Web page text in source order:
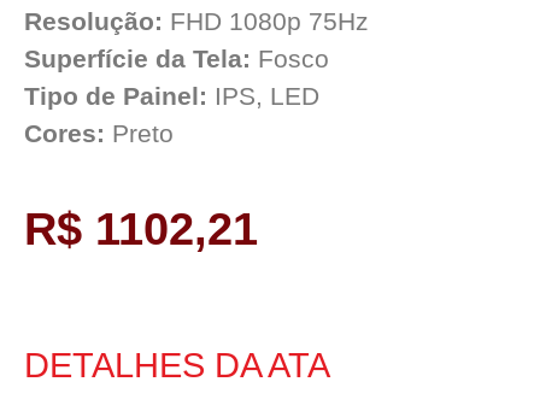
Resolução: FHD 1080p 75Hz
Superfície da Tela: Fosco
Tipo de Painel: IPS, LED
Cores: Preto
R$ 1102,21
DETALHES DA ATA